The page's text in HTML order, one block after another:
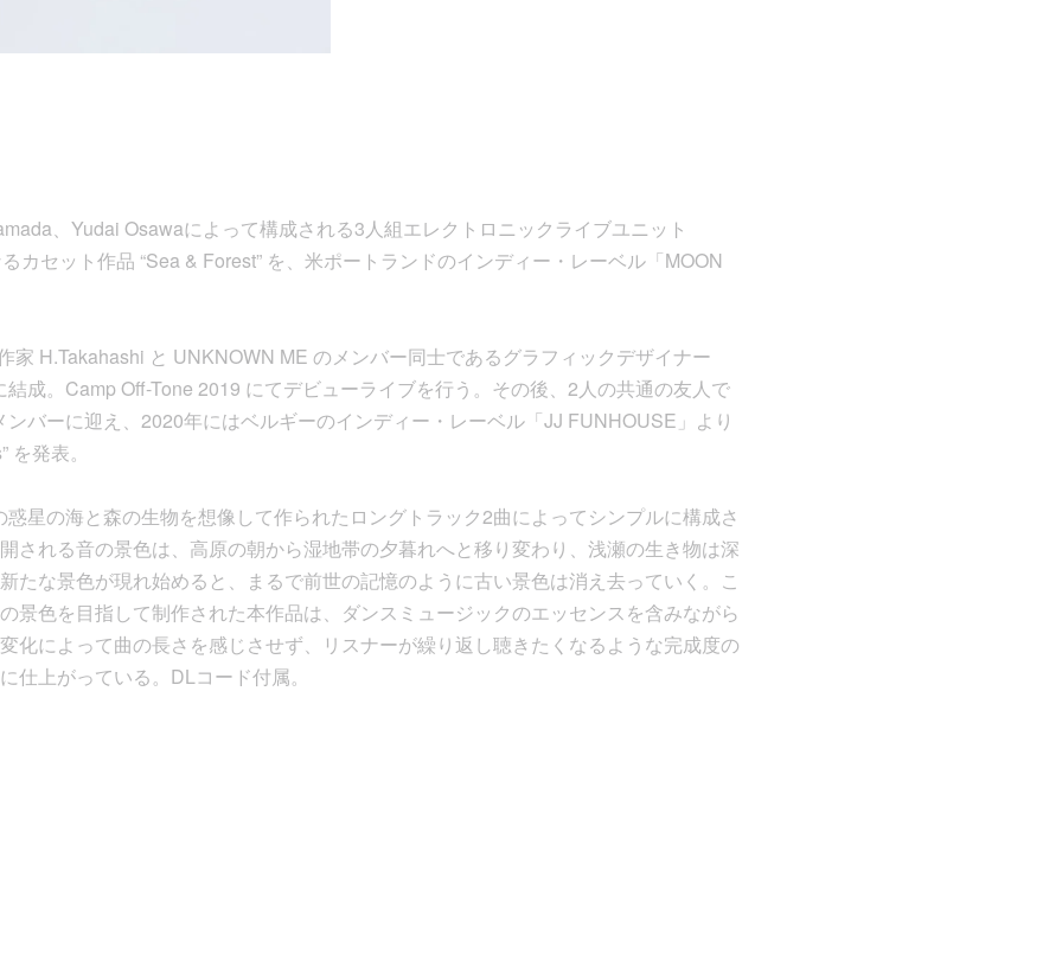
、Yudai Osawaによって構成される3人組エレクトロニックライブユニット
カセット作品 “Sea & Forest” を、米ポートランドのインディー・レーベル「MOON
家 H.Takahashi と UNKNOWN ME のメンバー同士であるグラフィックデザイナー
成。Camp Off-Tone 2019 にてデビューライブを行う。その後、2人の共通の友人で
バーに迎え、2020年にはベルギーのインディー・レーベル「JJ FUNHOUSE」より
発表。
惑星の海と森の生物を想像して作られたロングトラック2曲によってシンプルに構成さ
される音の景色は、高原の朝から湿地帯の夕暮れへと移り変わり、浅瀬の生き物は深
たな景色が現れ始めると、まるで前世の記憶のように古い景色は消え去っていく。こ
景色を目指して制作された本作品は、ダンスミュージックのエッセンスを含みながら
化によって曲の長さを感じさせず、リスナーが繰り返し聴きたくなるような完成度の
仕上がっている。DLコード付属。